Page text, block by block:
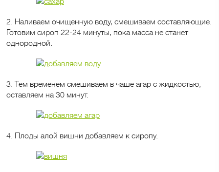
2. Наливаем очищенную воду, смешиваем составляющие.
Готовим сироп 22-24 минуты, пока масса не станет
однородной.
3. Тем временем смешиваем в чаше агар с жидкостью,
оставляем на 30 минут.
4. Плоды алой вишни добавляем к сиропу.